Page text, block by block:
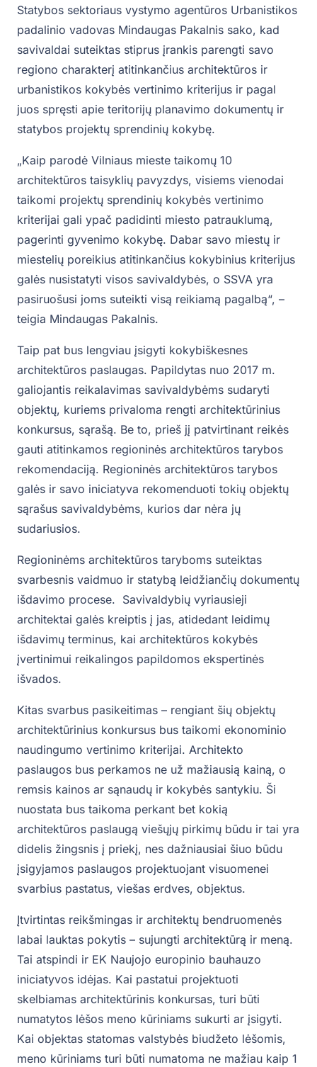
Statybos sektoriaus vystymo agentūros Urbanistikos
padalinio vadovas Mindaugas Pakalnis sako, kad
savivaldai suteiktas stiprus įrankis parengti savo
regiono charakterį atitinkančius architektūros ir
urbanistikos kokybės vertinimo kriterijus ir pagal
juos spręsti apie teritorijų planavimo dokumentų ir
statybos projektų sprendinių kokybę.
„Kaip parodė Vilniaus mieste taikomų 10
architektūros taisyklių pavyzdys, visiems vienodai
taikomi projektų sprendinių kokybės vertinimo
kriterijai gali ypač padidinti miesto patrauklumą,
pagerinti gyvenimo kokybę. Dabar savo miestų ir
miestelių poreikius atitinkančius kokybinius kriterijus
galės nusistatyti visos savivaldybės, o SSVA yra
pasiruošusi joms suteikti visą reikiamą pagalbą“, –
teigia Mindaugas Pakalnis.
Taip pat bus lengviau įsigyti kokybiškesnes
architektūros paslaugas. Papildytas nuo 2017 m.
galiojantis reikalavimas savivaldybėms sudaryti
objektų, kuriems privaloma rengti architektūrinius
konkursus, sąrašą. Be to, prieš jį patvirtinant reikės
gauti atitinkamos regioninės architektūros tarybos
rekomendaciją. Regioninės architektūros tarybos
galės ir savo iniciatyva rekomenduoti tokių objektų
sąrašus savivaldybėms, kurios dar nėra jų
sudariusios.
Regioninėms architektūros taryboms suteiktas
svarbesnis vaidmuo ir statybą leidžiančių dokumentų
išdavimo procese. Savivaldybių vyriausieji
architektai galės kreiptis į jas, atidedant leidimų
išdavimų terminus, kai architektūros kokybės
įvertinimui reikalingos papildomos ekspertinės
išvados.
Kitas svarbus pasikeitimas – rengiant šių objektų
architektūrinius konkursus bus taikomi ekonominio
naudingumo vertinimo kriterijai. Architekto
paslaugos bus perkamos ne už mažiausią kainą, o
remsis kainos ar sąnaudų ir kokybės santykiu. Ši
nuostata bus taikoma perkant bet kokią
architektūros paslaugą viešųjų pirkimų būdu ir tai yra
didelis žingsnis į priekį, nes dažniausiai šiuo būdu
įsigyjamos paslaugos projektuojant visuomenei
svarbius pastatus, viešas erdves, objektus.
Įtvirtintas reikšmingas ir architektų bendruomenės
labai lauktas pokytis – sujungti architektūrą ir meną.
Tai atspindi ir EK Naujojo europinio bauhauzo
iniciatyvos idėjas. Kai pastatui projektuoti
skelbiamas architektūrinis konkursas, turi būti
numatytos lėšos meno kūriniams sukurti ar įsigyti.
Kai objektas statomas valstybės biudžeto lėšomis,
meno kūriniams turi būti numatoma ne mažiau kaip 1